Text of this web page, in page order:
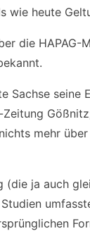
wie heute
die HAPAG-
Sachse seine
mehr
(die ja auch